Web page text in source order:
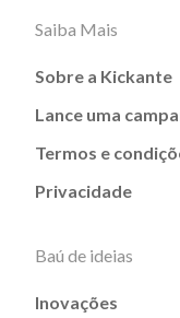
Saiba Mais
Sobre a Kickante
Lance uma
Termos e
Privacidade
Baú de ideias
Inovações